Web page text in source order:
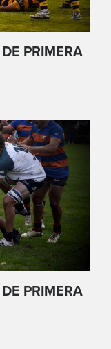
PRIMERA
PRIMERA